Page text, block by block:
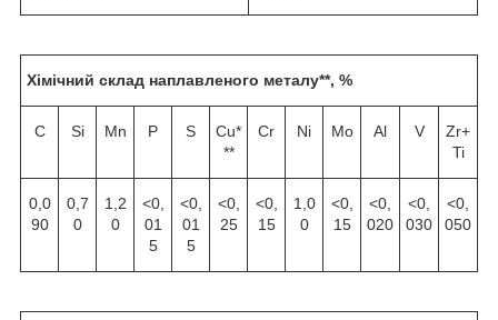
Хімічний склад наплавленого металу**, %
C Si Mn P S
Cu*
**
Cr Ni Mo Al V
Zr+
Ti
0,0
90
0,7
0
1,2
0
<0,
01
5
<0,
01
5
<0,
25
<0,
15
1,0
0
<0,
15
<0,
020
<0,
030
<0,
050